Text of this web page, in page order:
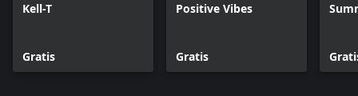
Kell-T
Gratis
Positive Vibes
Gratis